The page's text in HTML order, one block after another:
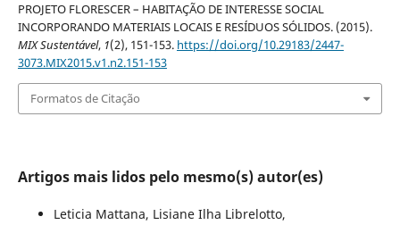
PROJETO FLORESCER – HABITAÇÃO DE INTERESSE SOCIAL
INCORPORANDO MATERIAIS LOCAIS E RESÍDUOS SÓLIDOS. (2015).
MIX Sustentável, 1(2), 151-153. https://doi.org/10.29183/2447-
3073.MIX2015.v1.n2.151-153
Formatos de Citação
Artigos mais lidos pelo mesmo(s) autor(es)
Leticia Mattana, Lisiane Ilha Librelotto,